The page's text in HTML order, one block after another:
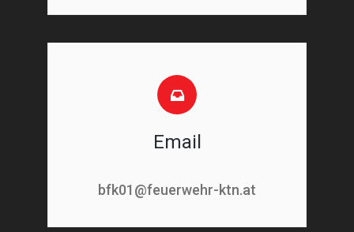
Email
bfk01@feuerwehr-ktn.at